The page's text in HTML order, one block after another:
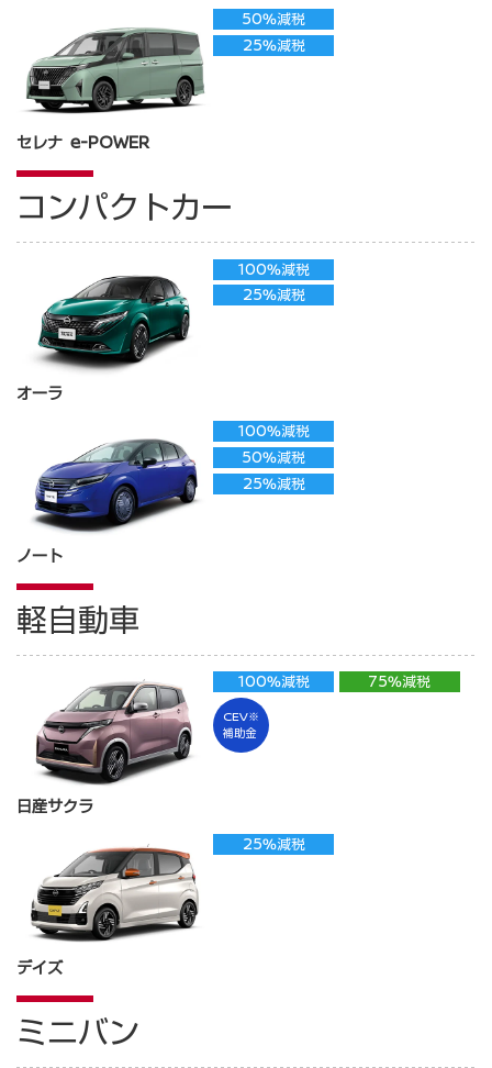
50%減税
25%減税
セレナ e-POWER
コンパクトカー
100%減税
25%減税
オーラ
100%減税
50%減税
25%減税
ノート
軽自動車
100%減税 75%減税
CEV※
補助金
日産サクラ
25%減税
デイズ
ミニバン